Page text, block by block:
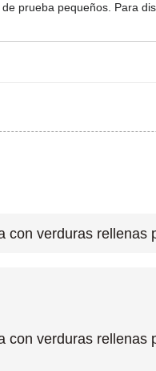
prueba pequeños. Para